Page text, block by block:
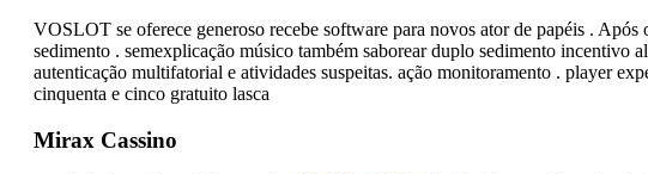
VOSLOT se oferece generoso recebe software para novos ator de papéis .
sedimento . semexplicação músico também saborear duplo sedimento
autenticação multifatorial e atividades suspeitas. ação monitoramento . player
cinquenta e cinco gratuito lasca
Mirax Cassino